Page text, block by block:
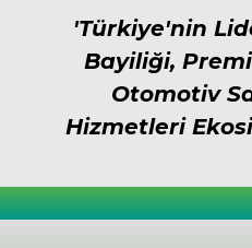
'Türkiye'nin
Bayiliği,
Otomotiv
Hizmetleri